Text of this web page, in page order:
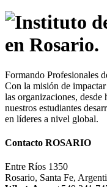
Formando Profesionales
Con la misión de
las organizaciones, desde
nuestros estudiantes
en líderes a nivel global.
Contacto ROSARIO
Entre Ríos 1350
Rosario, Santa Fe,